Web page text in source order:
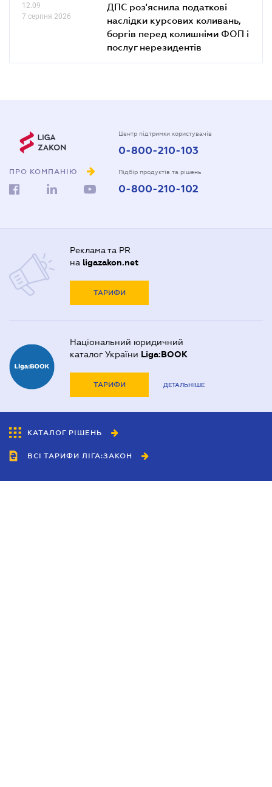
12.09
7 серпня 2026
ДПС роз'яснила податкові
наслідки курсових коливань,
боргів перед колишніми ФОП і
послуг нерезидентів
ПРО КОМПАНІЮ
Центр підтримки користувачів
0-800-210-103
Підбір продуктів та рішень
0-800-210-102
Реклама та PR
на ligazakon.net
ТАРИФИ
Національний юридичний
каталог України Liga:BOOK
ТАРИФИ ДЕТАЛЬНІШЕ
КАТАЛОГ РІШЕНЬ
ВСІ ТАРИФИ ЛІГА:ЗАКОН